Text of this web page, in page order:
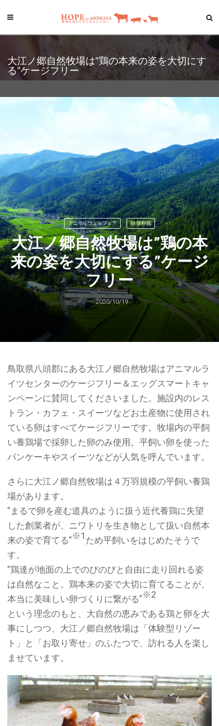
大江ノ郷自然牧場は”鶏の本来の姿を大切にす
る”ケージフリー
アニマルウェルフェア 卵 採卵鶏
大江ノ郷自然牧場は”鶏の本
来の姿を大切にする”ケージ
フリー
2020/10/19
鳥取県八頭郡にある大江ノ郷自然牧場はアニマルラ
イツセンターのケージフリー＆エッグスマートキャ
ンペーンに賛同してくださいました。施設内のレス
トラン・カフェ・スイーツなどお土産物に使用され
ている卵はすべてケージフリーです。牧場内の平飼
い養鶏場で採卵した卵のみ使用。平飼い卵を使った
パンケーキやスイーツなどが人気を呼んでいます。
さらに大江ノ郷自然牧場は４万羽規模の平飼い養鶏
場があります。
”まるで卵を産む道具のように扱う近代養鶏に失望
した創業者が、ニワトリを生き物として扱い自然本
来の姿で育てる”※1ため平飼いをはじめたそうで
す。
”鶏達が地面の上でのびのびと自由に走り回れる姿
は自然なこと。鶏本来の姿で大切に育てることが、
本当に美味しい卵づくりに繋がる”※2
という理念のもと、大自然の恵みである鶏と卵を大
事にしつつ、大江ノ郷自然牧場は「体験型リゾー
ト」と「お取り寄せ」のふたつで、訪れる人を楽し
ませています。